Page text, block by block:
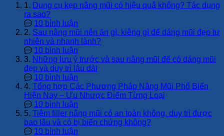
1. Dụng cụ kẹp nâng mũi có hiệu quả không? Tác dụng
ra sao?
10 bình luận
2. Sau nâng mũi nên ăn gì, kiêng gì để dáng mũi đẹp tự
nhiên và nhanh lành?
10 bình luận
3. Những lưu ý trước và sau nâng mũi để có dáng mũi
đẹp và duy trì lâu dài
10 bình luận
4. Tổng hợp Các Phương Pháp Nâng Mũi Phổ Biến
Hiện Nay – Ưu Nhược Điểm Từng Loại
10 bình luận
5. Tiêm filler nâng mũi có an toàn không, duy trì được
bao lâu và có bị biến chứng không?
10 bình luận